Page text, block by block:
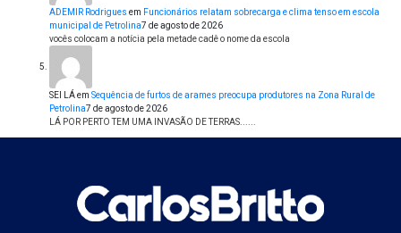
ADEMIR Rodrigues em Funcionários relatam sobrecarga e clima tenso em escola
municipal de Petrolina7 de agosto de 2026
vocês colocam a notícia pela metade cadê o nome da escola
SEI LÁem Sequência de furtos de arames preocupa produtores na Zona Rural de
Petrolina7 de agosto de 2026
LÁ POR PERTO TEM UMA INVASÃO DE TERRAS......